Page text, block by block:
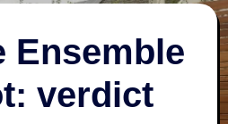
Ensemble
verdict